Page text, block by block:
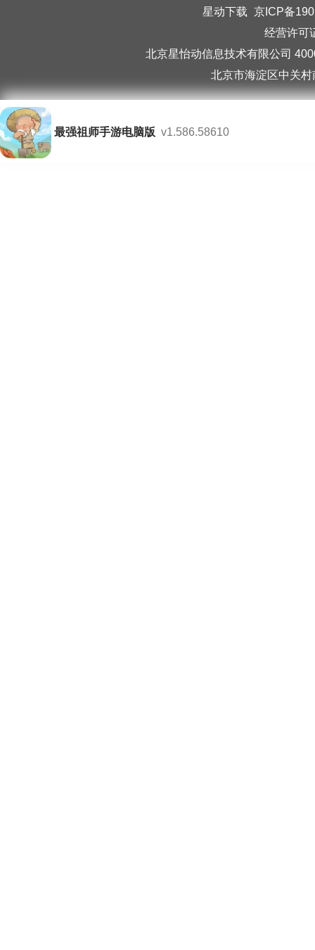
星动下载 京ICP备
经营许可
北京星怡动信息技术有限公司
北京市海淀区中关
最强祖师手游电脑版 v1.586.58610